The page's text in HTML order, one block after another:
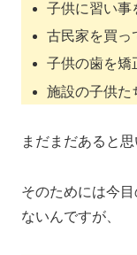
子供に習い事
古民家を買っ
子供の歯を矯
施設の子供た
まだまだあると
そのためには今
ないんですが、